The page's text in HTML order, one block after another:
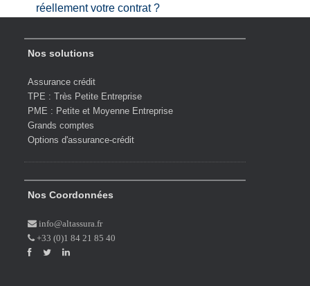
réellement votre contrat ?
Nos solutions
Assurance crédit
TPE : Très Petite Entreprise
PME : Petite et Moyenne Entreprise
Grands comptes
Options d'assurance-crédit
Nos Coordonnées
info@altassura.fr
+33 (0)1 84 21 85 40